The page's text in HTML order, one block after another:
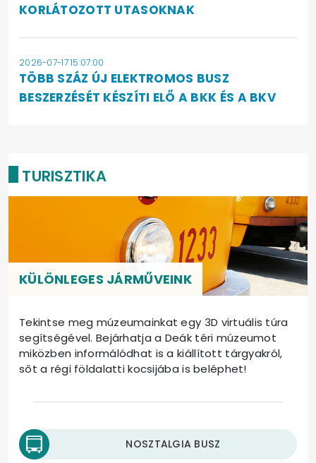
KORLÁTOZOTT UTASOKNAK
2026-07-17 15:07:00
TÖBB SZÁZ ÚJ ELEKTROMOS BUSZ
BESZERZÉSÉT KÉSZÍTI ELŐ A BKK ÉS A BKV
TURISZTIKA
KÜLÖNLEGES JÁRMŰVEINK
Tekintse meg múzeumainkat egy 3D virtuális túra
segítségével. Bejárhatja a Deák téri múzeumot
miközben informálódhat is a kiállított tárgyakról,
sőt a régi földalatti kocsijába is beléphet!
NOSZTALGIA BUSZ